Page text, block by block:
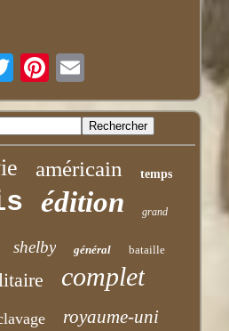
américain temps
édition grand
shelby général bataille
complet
royaume-uni